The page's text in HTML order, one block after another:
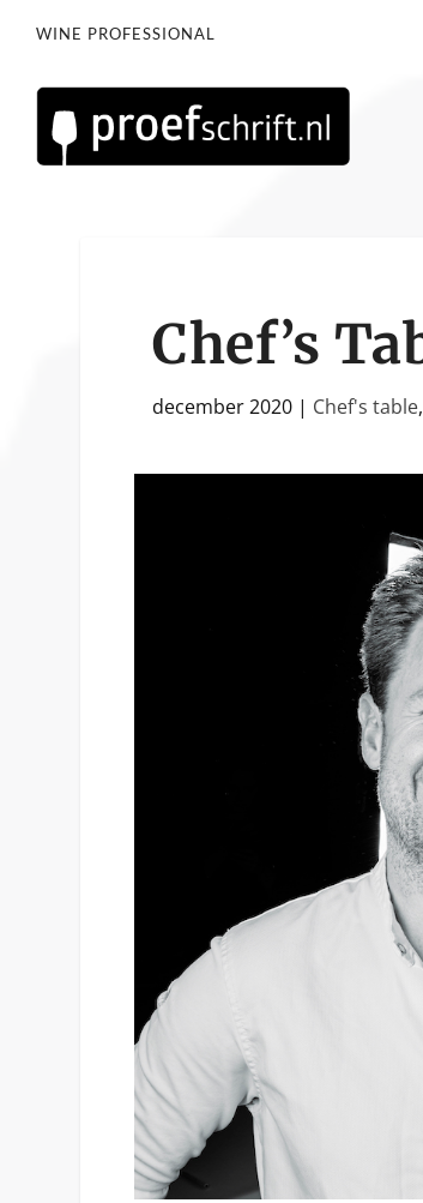
WINE PROFESSIONAL
Chef’s
december 2020 | Chef's table,